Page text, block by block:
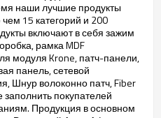
наши лучшие продукты
15 категорий и 200
включают в себя зажим
рамка MDF
модуля Krone, патч-панели,
панель, сетевой
Шнур волоконно патч, Fiber
покупателей
Продукция в основном